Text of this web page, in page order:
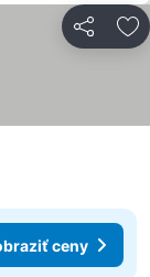
Zdieľať
ceny